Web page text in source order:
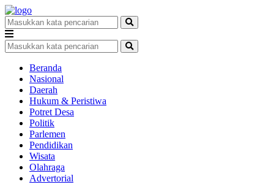
Beranda
Nasional
Daerah
Hukum & Peristiwa
Potret Desa
Politik
Parlemen
Pendidikan
Wisata
Olahraga
Advertorial